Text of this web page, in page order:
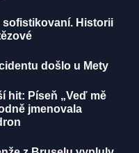
sofistikovaní. Historii
došlo u Mety
hit: Píseň „Veď mě
jmenovala